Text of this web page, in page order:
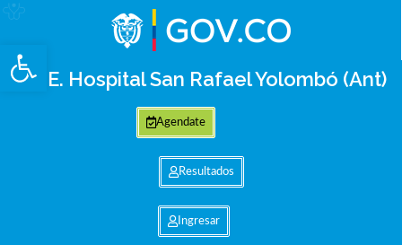
Abrir barra de herramientas
E.S.E. Hospital San Rafael Yolombó (Ant)
Agendate
Resultados
Ingresar